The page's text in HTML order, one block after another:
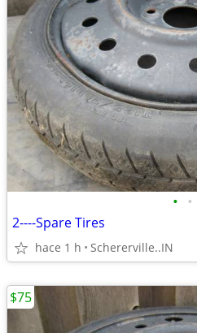
• •
2----Spare Tires
hace 1 h Schererville..IN
$75